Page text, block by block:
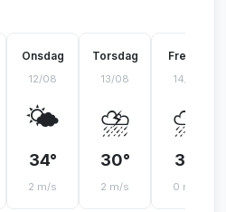
Onsdag
12/08
🌤️
34°
2 m/s
Torsdag
13/08
⛈️
30°
2 m/s
Fredag
14/08
⛈️
31°
0 m/s